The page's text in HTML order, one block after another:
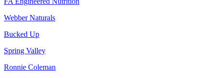
Webber Naturals
Bucked Up
Spring Valley
Ronnie Coleman